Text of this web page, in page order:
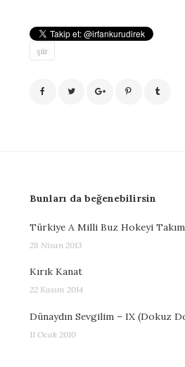
şiir
Bunları da beğenebilirsin
Türkiye A Milli Buz Hokeyi
28 Nisan 2013
Kırık Kanat
22 Kasım 2014
Dünaydın Sevgilim – IX (Dokuz
11 Ocak 2010